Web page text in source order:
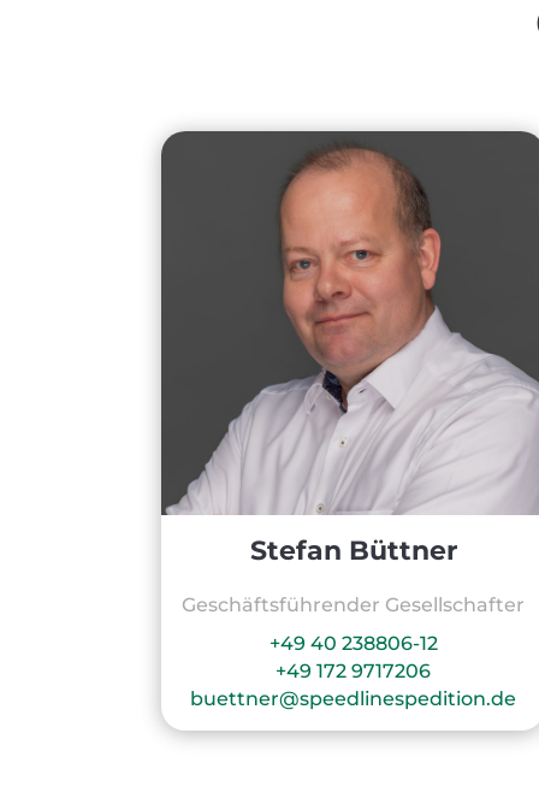
Stefan Büttner
Geschäftsführender Gesellschafter
+49 40 238806-12
+49 172 9717206
buettner@speedlinespedition.de